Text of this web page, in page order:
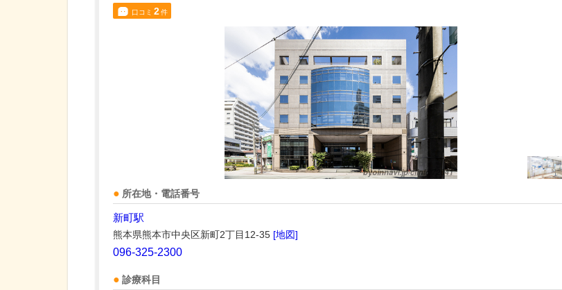
口コミ 2件
所在地・電話番号
新町駅
熊本県熊本市中央区新町2丁目12-35 [地図]
096-325-2300
診療科目